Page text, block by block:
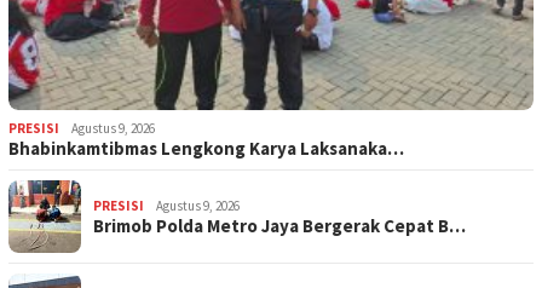
PRESISI Agustus 9, 2026
Bhabinkamtibmas Lengkong Karya Laksanaka…
PRESISI Agustus 9, 2026
Brimob Polda Metro Jaya Bergerak Cepat B…